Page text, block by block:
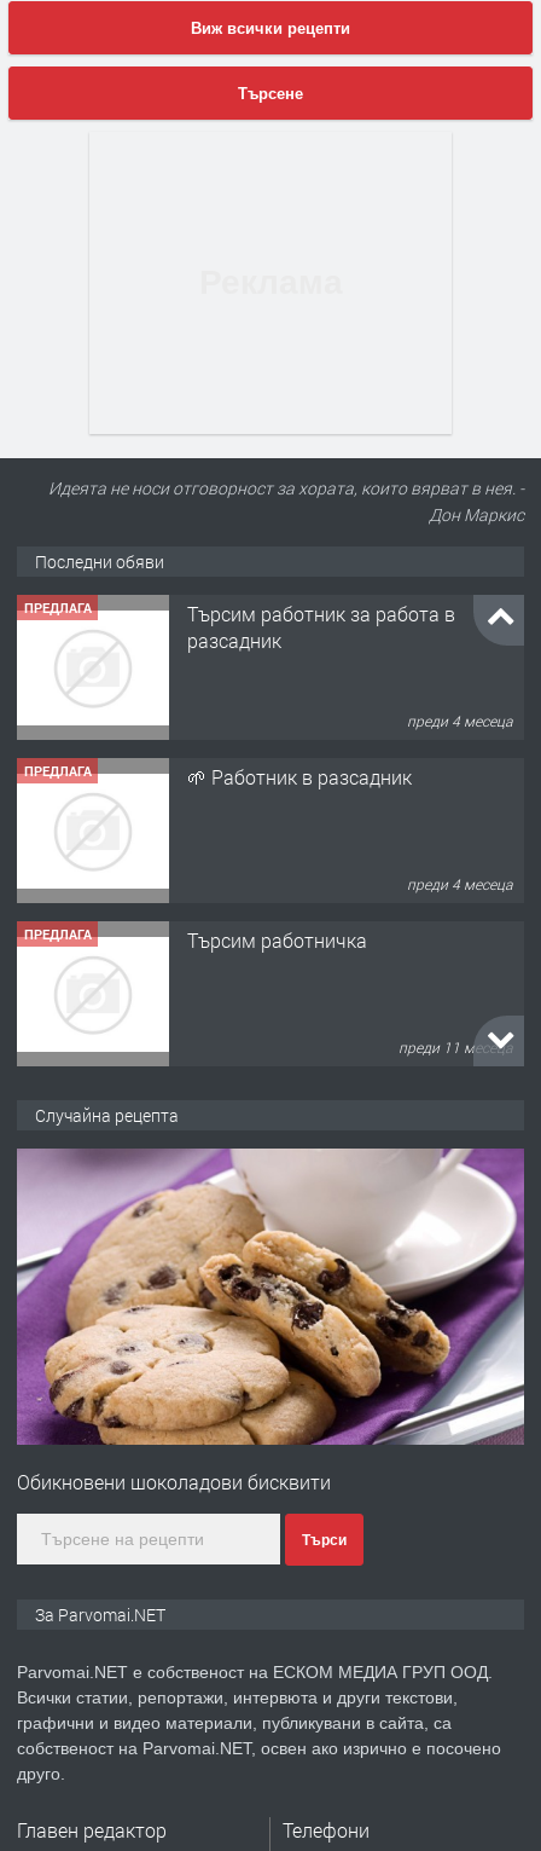
Виж всички рецепти
Търсене
Идеята не носи отговорност за хората, които вярват в нея. -
Дон Маркис
Последни обяви
ПРЕДЛАГА
Търсим работник за работа в
разсадник
преди 4 месеца
ПРЕДЛАГА 🌱 Работник в разсадник
преди 4 месеца
ПРЕДЛАГА Търсим работничка
преди 11 месеца
преди 1 година
ПРЕДЛАГА Работа за общи работници
преди 1 година
ПРЕДЛАГА
Първи поход "По стъпките на Ангел
преди 1 година
ПРЕДЛАГА Уроци по Математика
Случайна рецепта
Обикновени шоколадови бисквити
Търси
За Parvomai.NET
Parvomai.NET е собственост на ЕСКОМ МЕДИА ГРУП ООД.
Всички статии, репортажи, интервюта и други текстови,
графични и видео материали, публикувани в сайта, са
собственост на Parvomai.NET, освен ако изрично е посочено
друго.
Главен редактор Телефони